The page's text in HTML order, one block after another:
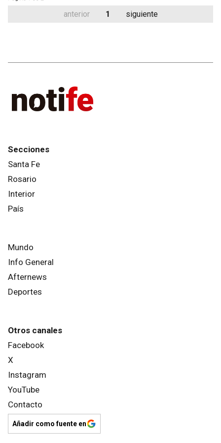
anterior 1 siguiente
Secciones
Santa Fe
Rosario
Interior
País
Mundo
Info General
Afternews
Deportes
Otros canales
Facebook
X
Instagram
YouTube
Contacto
Añadir como fuente en